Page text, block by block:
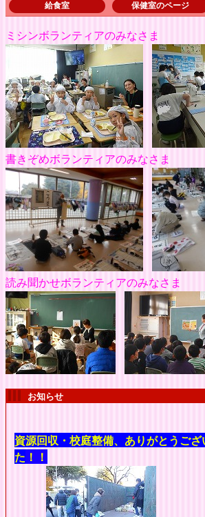
給食室 保健室のページ
ミシンボラ
書きぞめボランティアのみなさま
読み聞かせボランティアのみなさま
お知らせ
資源回収・校庭整備、ありがとうござ
た ！！